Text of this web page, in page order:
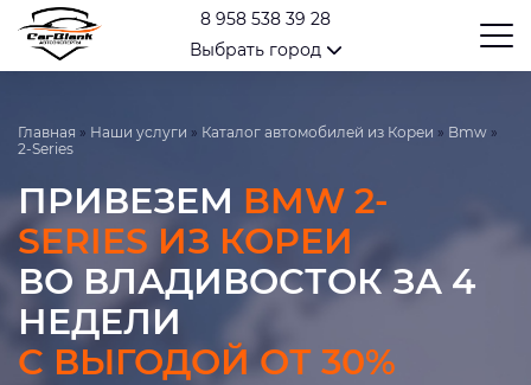
8 958 538 39 28
Выбрать город
Главная » Наши услуги » Каталог автомобилей из Кореи » Bmw »
2-Series
ПРИВЕЗЕМ BMW 2-
SERIES ИЗ КОРЕИ
ВО ВЛАДИВОСТОК ЗА 4
НЕДЕЛИ
С ВЫГОДОЙ ОТ 30%